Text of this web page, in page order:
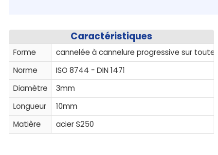
Caractéristiques
Forme
cannelée à cannelure progressive sur toute
Norme
ISO 8744 - DIN 1471
Diamètre
3mm
Longueur
10mm
Matière
acier S250